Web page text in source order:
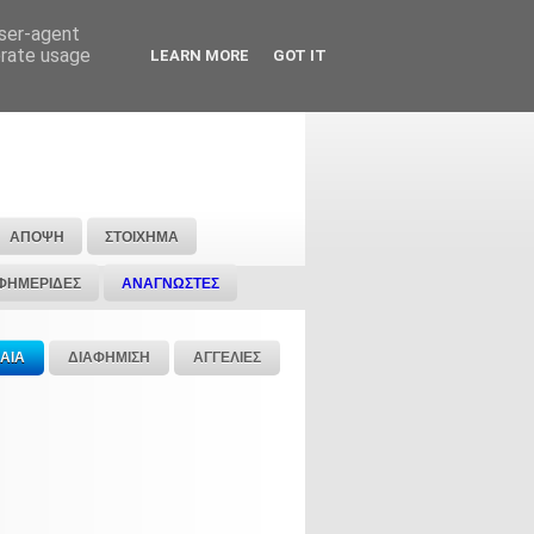
ΑΠΟΨΗ ΣΤΟΙΧΗΜΑ
ΑΝΑΓΝΩΣΤΕΣ
ΔΙΑΦΗΜΙΣΗ ΑΓΓΕΛΙΕΣ
agent
usage
LEARN MORE GOT IT